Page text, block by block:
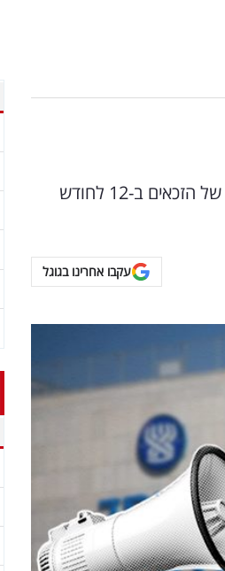
המענק הראשון לחודש מאי שיחולק עבור דמי אבטלה והבטחת הכנסה ייכנס לחשבונם של הזכאים ב-12 לחודש
עקבו אחרינו בגוגל